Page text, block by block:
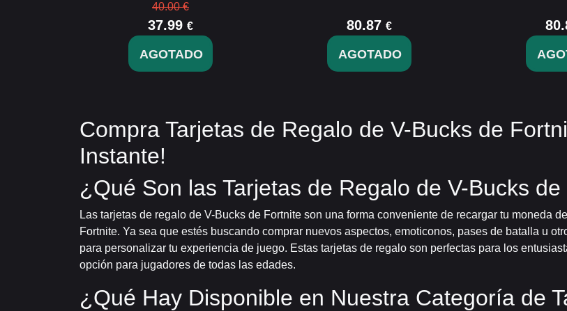
40.00 €
37.99 €
AGOTADO
80.87 €
AGOTADO
Compra Tarjetas de Regalo de V-Bucks de
Instante!
¿Qué Son las Tarjetas de Regalo de V-Bucks
Las tarjetas de regalo de V-Bucks de Fortnite son una forma conveniente de recargar tu moneda
Fortnite. Ya sea que estés buscando comprar nuevos aspectos, emoticonos, pases de batalla u
para personalizar tu experiencia de juego. Estas tarjetas de regalo son perfectas para los
opción para jugadores de todas las edades.
¿Qué Hay Disponible en Nuestra Categoría de